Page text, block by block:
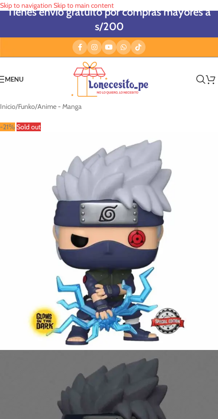
Skip to navigation Skip to main content
Tienes envío gratuito por compras mayores a
s/200
MENU
Inicio/Funko/Anime - Manga
-21% Sold out